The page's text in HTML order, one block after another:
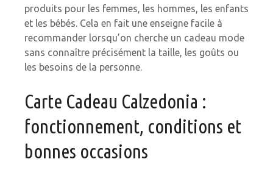
produits pour les femmes, les hommes, les enfants
et les bébés. Cela en fait une enseigne facile à
recommander lorsqu’on cherche un cadeau mode
sans connaître précisément la taille, les goûts ou
les besoins de la personne.
Carte Cadeau Calzedonia :
fonctionnement, conditions et
bonnes occasions